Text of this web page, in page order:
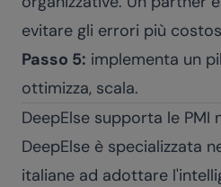
evitare gli errori più
Passo 5: implementa un
ottimizza, scala.
DeepElse supporta le PMI
DeepElse è specializzata
italiane ad adottare